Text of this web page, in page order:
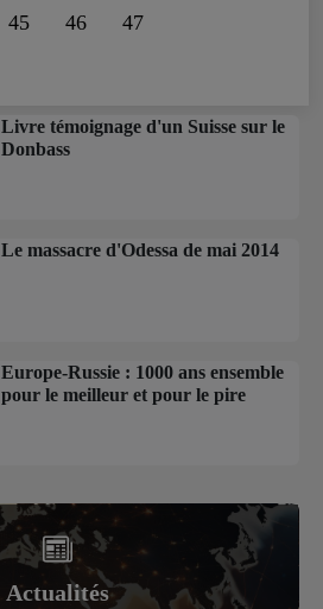
45 46 47
Livre témoignage d'un Suisse sur le
Donbass
Le massacre d'Odessa de mai 2014
Europe-Russie : 1000 ans ensemble
pour le meilleur et pour le pire
Actualités